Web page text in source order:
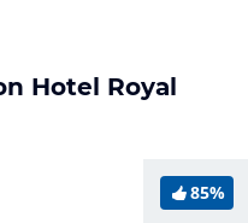
Hotel Royal
85%